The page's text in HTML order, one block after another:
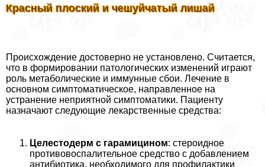
Красный плоский и чешуйчатый лишай
Происхождение достоверно не установлено. Считается,
что в формировании патологических изменений играют
роль метаболические и иммунные сбои. Лечение в
основном симптоматическое, направленное на
устранение неприятной симптоматики. Пациенту
назначают следующие лекарственные средства:
Целестодерм с гарамицином: стероидное
противовоспалительное средство с добавлением
антибиотика, необходимого для профилактики